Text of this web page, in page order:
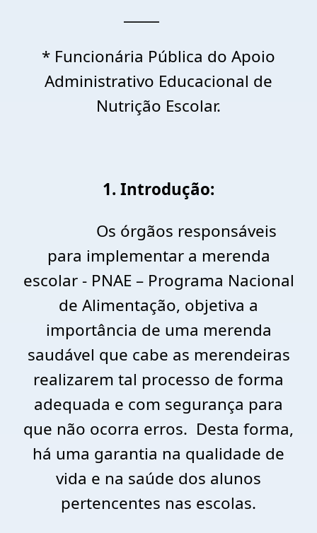
* Funcionária Pública do Apoio
Administrativo Educacional de
Nutrição Escolar.
1. Introdução:
Os órgãos responsáveis
para implementar a merenda
escolar - PNAE – Programa Nacional
de Alimentação, objetiva a
importância de uma merenda
saudável que cabe as merendeiras
realizarem tal processo de forma
adequada e com segurança para
que não ocorra erros. Desta forma,
há uma garantia na qualidade de
vida e na saúde dos alunos
pertencentes nas escolas.